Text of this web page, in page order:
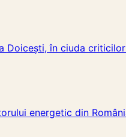
Doicești, în ciuda
energetic din